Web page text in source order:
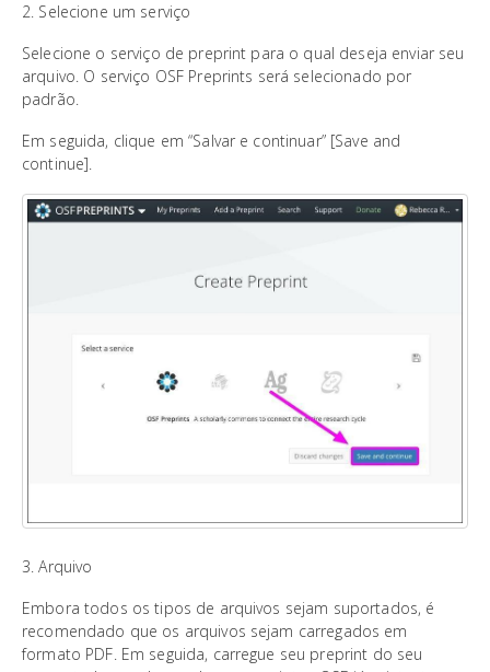
2. Selecione um serviço
Selecione o serviço de preprint para o qual deseja enviar seu
arquivo. O serviço OSF Preprints será selecionado por
padrão.
Em seguida, clique em “Salvar e continuar” [Save and
continue].
3. Arquivo
Embora todos os tipos de arquivos sejam suportados, é
recomendado que os arquivos sejam carregados em
formato PDF. Em seguida, carregue seu preprint do seu